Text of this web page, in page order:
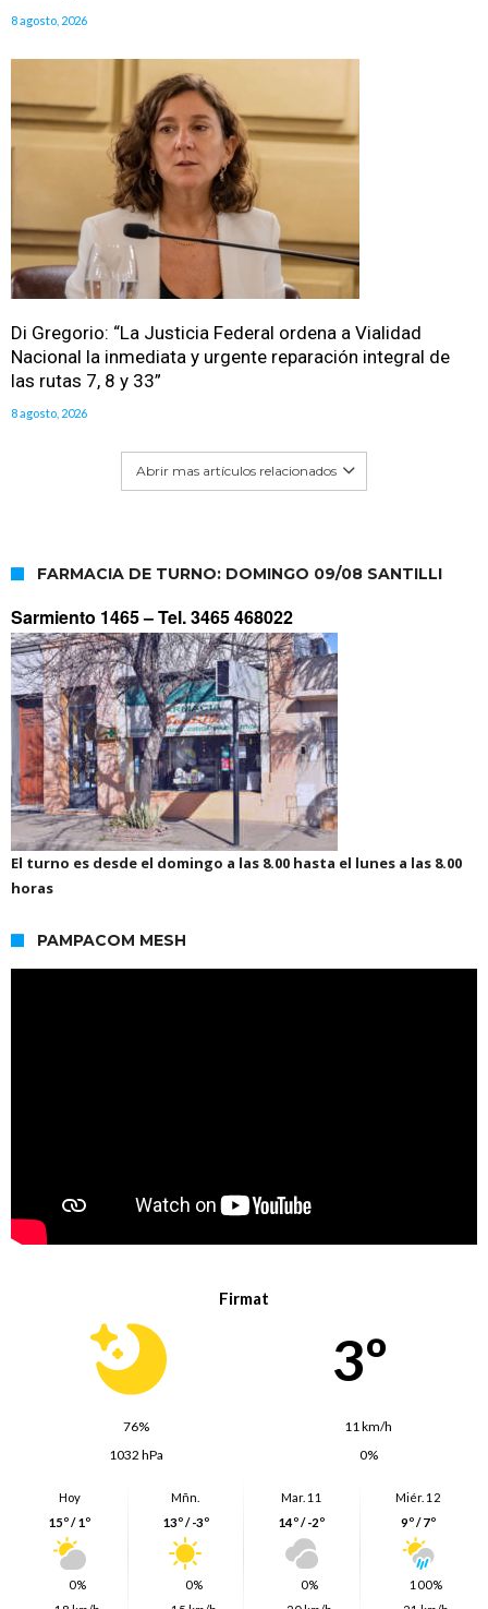
8 agosto, 2026
Di Gregorio: “La Justicia Federal ordena a Vialidad
Nacional la inmediata y urgente reparación integral de
las rutas 7, 8 y 33”
8 agosto, 2026
Abrir mas artículos relacionados
FARMACIA DE TURNO: DOMINGO 09/08 SANTILLI
Sarmiento 1465 –Tel. 3465 468022
El turno es desde el domingo a las 8.00 hasta el lunes a las 8.00
horas
PAMPACOM MESH
Firmat
3º
76%
11 km/h
1032 hPa
0%
Hoy
15º / 1º
0%
Mñn.
13º / -3º
0%
Mar. 11
14º / -2º
0%
Miér. 12
9º / 7º
100%